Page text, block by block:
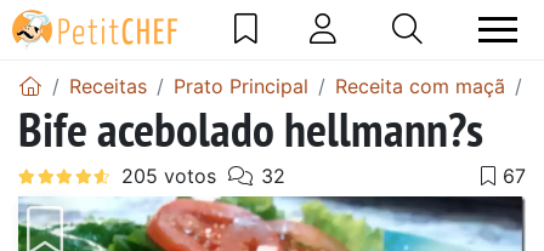
Receitas Prato Principal Receita com maçã
Bife acebolado hellmann?s